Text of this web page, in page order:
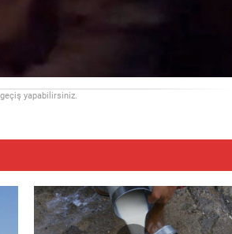
yapabilirsiniz.